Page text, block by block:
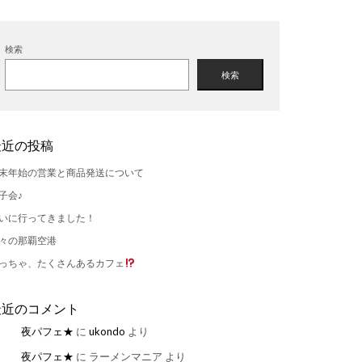
検索
検索
の投稿
年始の営業と商品発送について
会♪
に行ってきました！
の那覇空港
ちゃ、たくさんあるカフェ
のコメント
夜パフェ★ に ukondo より
夜パフェ★ に ラーメンマニア より